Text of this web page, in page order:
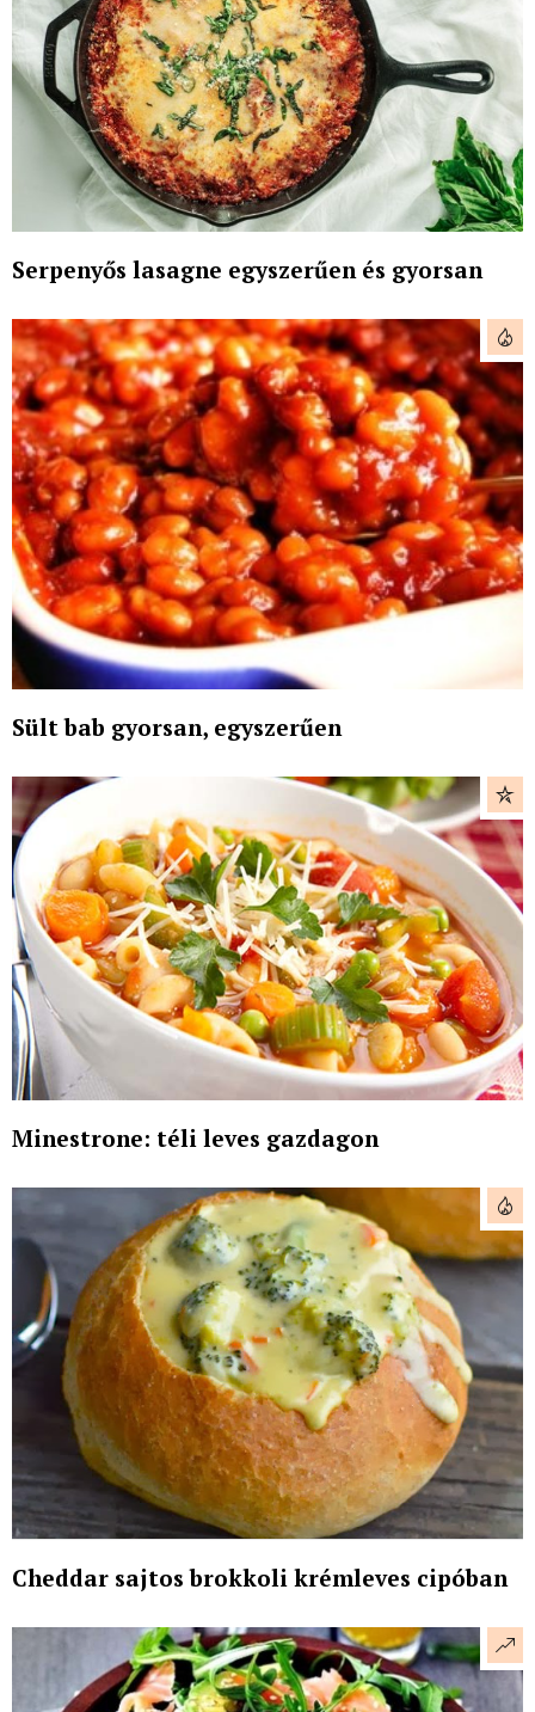
Serpenyős lasagne egyszerűen és gyorsan
Sült bab gyorsan, egyszerűen
Minestrone: téli leves gazdagon
Cheddar sajtos brokkoli krémleves cipóban